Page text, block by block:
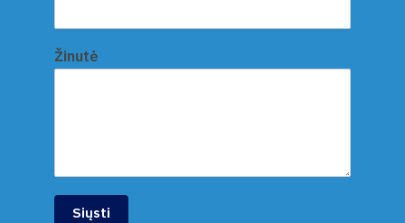
Žinutė
Siųsti